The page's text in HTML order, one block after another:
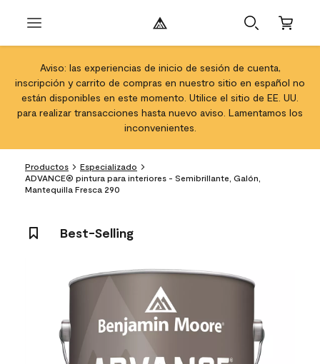
Aviso: las experiencias de inicio de sesión de cuenta,
inscripción y carrito de compras en nuestro sitio en español no
están disponibles en este momento. Utilice el sitio de EE. UU.
para realizar transacciones hasta nuevo aviso. Lamentamos los
inconvenientes.
Productos
Especializado
ADVANCE® pintura para interiores - Semibrillante, Galón,
Mantequilla Fresca 290
Best-Selling